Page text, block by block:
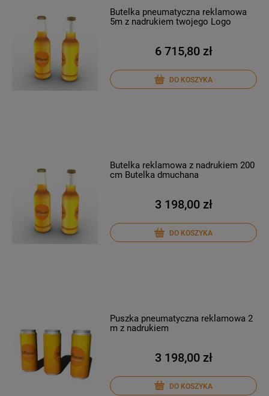
Butelka pneumatyczna reklamowa
5m z nadrukiem twojego Logo
6 715,80 zł
DO KOSZYKA
Butelka reklamowa z nadrukiem 200
cm Butelka dmuchana
3 198,00 zł
DO KOSZYKA
Puszka pneumatyczna reklamowa 2
m z nadrukiem
3 198,00 zł
DO KOSZYKA